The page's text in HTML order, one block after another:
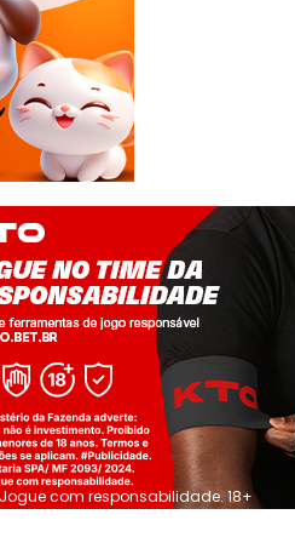
Jogue com responsabilidade. 18+